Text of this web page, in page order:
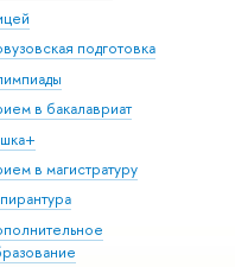
подготовка
в бакалавриат
в магистратуру